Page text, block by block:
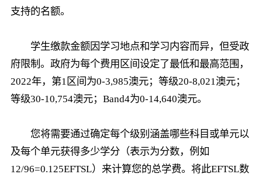
支持的名额。
学生缴款金额因学习地点和学习内容而异，但受政
府限制。政府为每个费用区间设定了最低和最高范围，
2022年，第1区间为0-3,985澳元；等级20-8,021澳元；
等级30-10,754澳元；Band4为0-14,640澳元。
您将需要通过确定每个级别涵盖哪些科目或单元以
及每个单元获得多少学分（表示为分数，例如
12/96=0.125EFTSL）来计算您的总学费。将此EFTSL数